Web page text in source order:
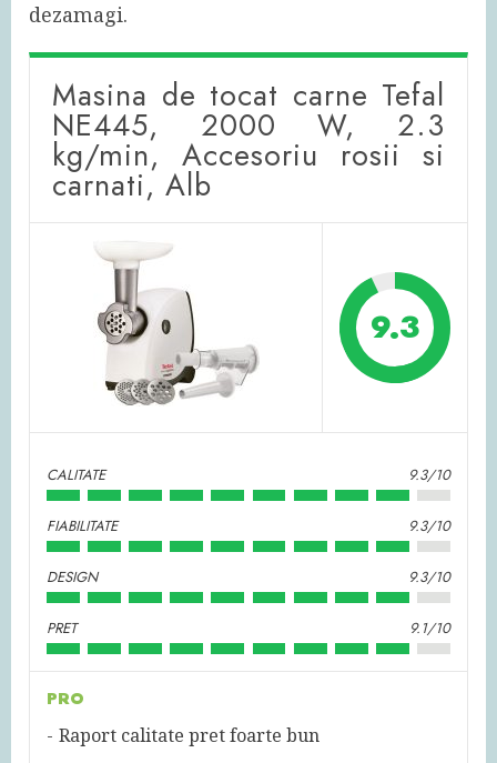
dezamagi.
Masina de tocat carne Tefal
NE445, 2000 W, 2.3
kg/min, Accesoriu rosii si
carnati, Alb
9.3
CALITATE 9.3/10
FIABILITATE 9.3/10
DESIGN 9.3/10
PRET 9.1/10
PRO
Raport calitate pret foarte bun